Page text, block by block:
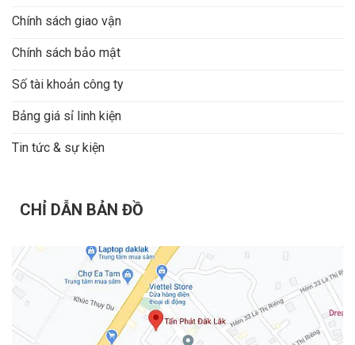
Chính sách giao vận
Chính sách bảo mật
Số tài khoản công ty
Bảng giá sỉ linh kiện
Tin tức & sự kiện
CHỈ DẪN BẢN ĐỒ